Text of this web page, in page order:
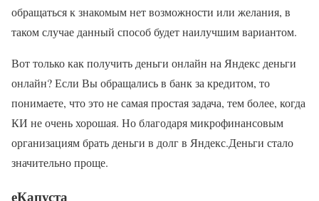
обращаться к знакомым нет возможности или желания, в
таком случае данный способ будет наилучшим вариантом.
Вот только как получить деньги онлайн на Яндекс деньги
онлайн? Если Вы обращались в банк за кредитом, то
понимаете, что это не самая простая задача, тем более, когда
КИ не очень хорошая. Но благодаря микрофинансовым
организациям брать деньги в долг в Яндекс.Деньги стало
значительно проще.
еКапуста